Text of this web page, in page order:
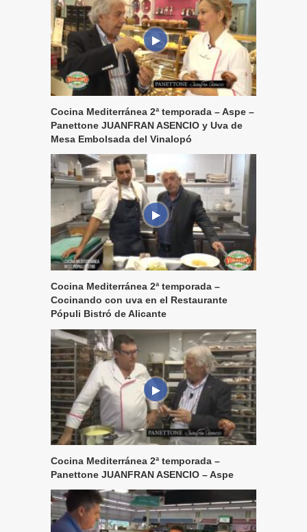
Cocina Mediterránea 2ª temporada – Aspe –
Panettone JUANFRAN ASENCIO y Uva de
Mesa Embolsada del Vinalopó
Cocina Mediterránea 2ª temporada –
Cocinando con uva en el Restaurante
Pópuli Bistró de Alicante
Cocina Mediterránea 2ª temporada –
Panettone JUANFRAN ASENCIO – Aspe